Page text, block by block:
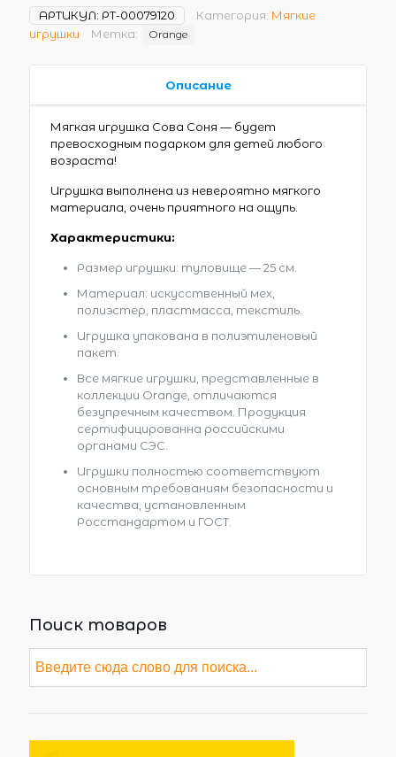
АРТИКУЛ: РТ-00079120 Категория: Мягкие
игрушки
Метка: Orange
Описание
Мягкая игрушка Сова Соня — будет
превосходным подарком для детей любого
возраста!
Игрушка выполнена из невероятно мягкого
материала, очень приятного на ощупь.
Характеристики:
Размер игрушки: туловище — 25 см.
Материал: искусственный мех,
полиэстер, пластмасса, текстиль.
Игрушка упакована в полиэтиленовый
пакет.
Все мягкие игрушки, представленные в
коллекции Orange, отличаются
безупречным качеством. Продукция
сертифицированна российскими
органами СЭС.
Игрушки полностью соответствуют
основным требованиям безопасности и
качества, установленным
Росстандартом и ГОСТ.
Поиск товаров